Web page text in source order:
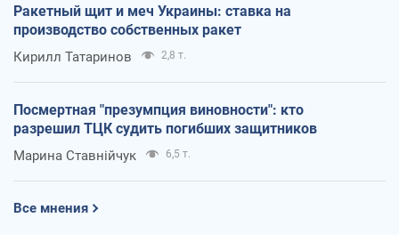
Ракетный щит и меч Украины: ставка на
производство собственных ракет
Кирилл Татаринов 2,8 т.
Посмертная "презумпция виновности": кто
разрешил ТЦК судить погибших защитников
Марина Ставнійчук 6,5 т.
Все мнения